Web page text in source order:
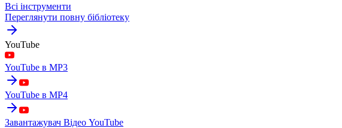
Всі інструменти
Переглянути повну бібліотеку
YouTube
YouTube в MP3
YouTube в MP4
Завантажувач Відео YouTube